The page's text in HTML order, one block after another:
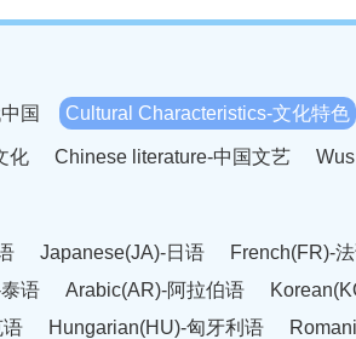
国 Cultural Characteristics-文化特色
化 Chinese literature-中国文艺
Japanese(JA)-日语
French(FR)-
语 Arabic(AR)-阿拉伯语
语 Hungarian(HU)-匈牙利语